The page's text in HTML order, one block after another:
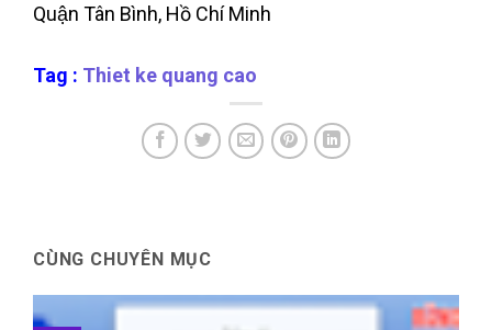
Quận Tân Bình, Hồ Chí Minh
Tag : Thiet ke quang cao
CÙNG CHUYÊN MỤC